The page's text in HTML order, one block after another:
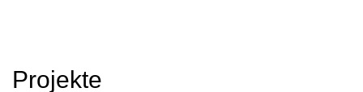
Projekte